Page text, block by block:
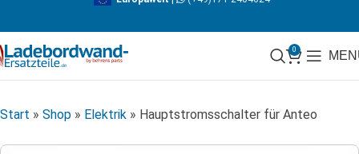
0
Start » Shop » Elektrik » Hauptstromsschalter für Anteo